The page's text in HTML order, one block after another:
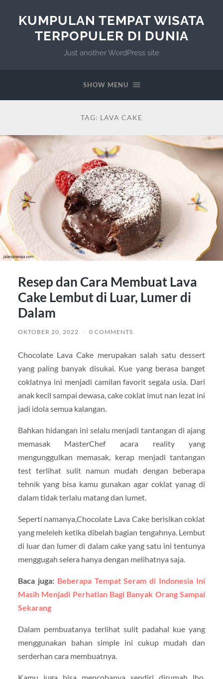
KUMPULAN TEMPAT WISATA
TERPOPULER DI DUNIA
Just another WordPress site
SHOW MENU
TAG: LAVA CAKE
Resep dan Cara Membuat Lava
Cake Lembut di Luar, Lumer di
Dalam
OKTOBER 20, 2022 / 0 COMMENTS
Chocolate Lava Cake merupakan salah satu dessert
yang paling banyak disukai. Kue yang berasa banget
coklatnya ini menjadi camilan favorit segala usia. Dari
anak kecil sampai dewasa, cake coklat imut nan lezat ini
jadi idola semua kalangan.
Bahkan hidangan ini selalu menjadi tantangan di ajang
memasak MasterChef acara reality yang
mengunggulkan memasak, kerap menjadi tantangan
test terlihat sulit namun mudah dengan beberapa
tehnik yang bisa kamu gunakan agar coklat yanag di
dalam tidak terlalu matang dan lumet.
Seperti namanya,Chocolate Lava Cake berisikan coklat
yang meleleh ketika dibelah bagian tengahnya. Lembut
di luar dan lumer di dalam cake yang satu ini tentunya
menggugah selera hanya dengan melihatnya saja.
Baca juga: Beberapa Tempat Seram di Indonesia Ini
Masih Menjadi Perhatian Bagi Banyak Orang Sampai
Sekarang
Dalam pembuatanya terlihat sulit padahal kue yang
menggunakan bahan simple ini cukup mudah dan
serderhan cara membuatnya.